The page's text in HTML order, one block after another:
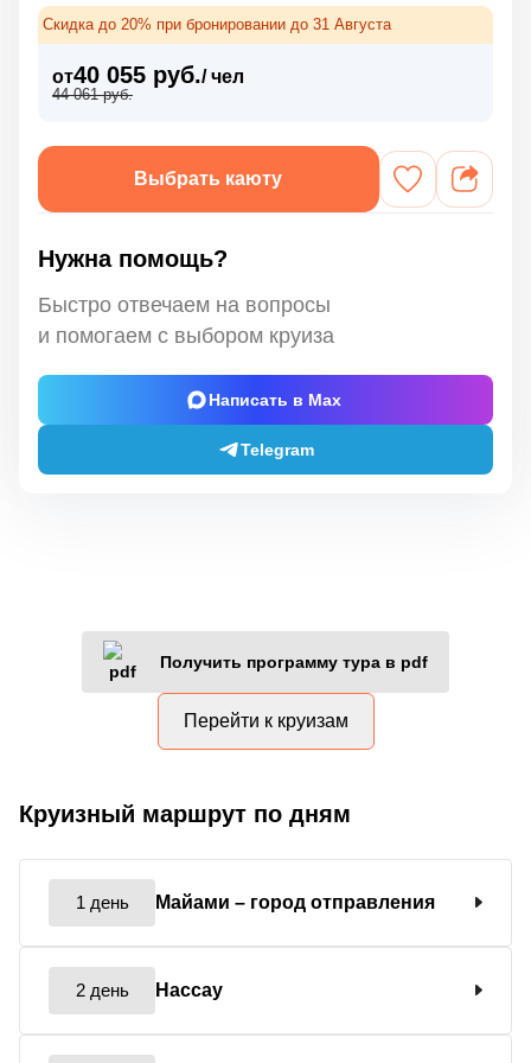
Скидка до 20% при бронировании до 31 Августа
от40 055 руб./ чел
44 061 руб.
Выбрать каюту
Нужна помощь?
Быстро отвечаем на вопросы
и помогаем с выбором круиза
Написать в Max
Telegram
Получить программу тура в pdf
Перейти к круизам
Круизный маршрут по дням
1 день Майами – город отправления
2 день Нассау